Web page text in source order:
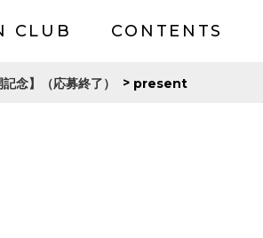
CLUB CONTENTS
念】（応募終了） > present